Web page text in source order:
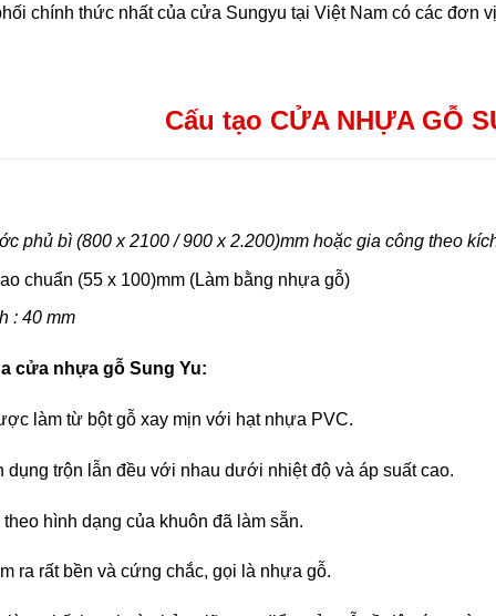
chính thức nhất của cửa Sungyu tại Việt Nam có các đơn
Cấu tạo CỬA NHỰA GỖ
phủ bì (800 x 2100 / 900 x 2.200)mm hoặc gia công theo
chuẩn (55 x 100)mm (Làm bằng nhựa gỗ)
: 40 mm
cửa nhựa gỗ Sung Yu:
làm từ bột gỗ xay mịn với hạt nhựa PVC.
dụng trộn lẫn đều với nhau dưới nhiệt độ và áp suất cao.
hình dạng của khuôn đã làm sẵn.
ra rất bền và cứng chắc, gọi là nhựa gỗ.